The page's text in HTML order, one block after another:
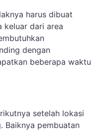
harus dibuat
keluar dari area
dengan
beberapa waktu
setelah lokasi
Baiknya pembuatan